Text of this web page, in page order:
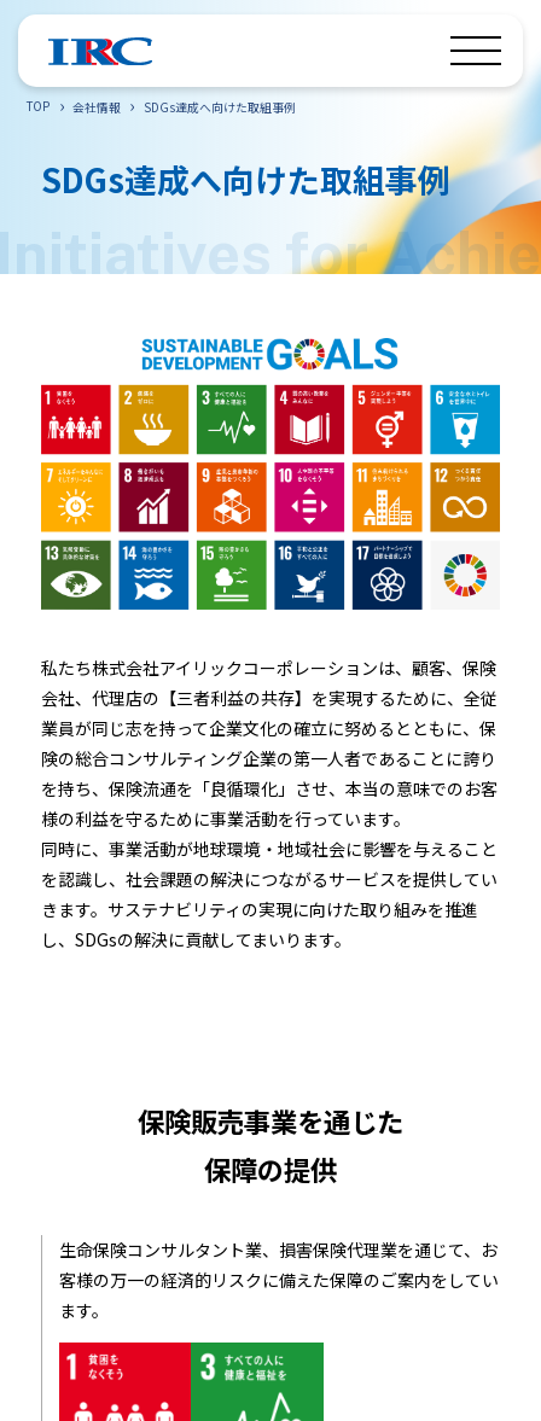
TOP 会社情報 SDGs達成へ向けた取組事例
SDGs達成へ向けた取組事例
私たち株式会社アイリックコーポレーションは、顧客、保険
会社、代理店の【三者利益の共存】を実現するために、全従
業員が同じ志を持って企業文化の確立に努めるとともに、保
険の総合コンサルティング企業の第一人者であることに誇り
を持ち、保険流通を「良循環化」させ、本当の意味でのお客
様の利益を守るために事業活動を行っています。
同時に、事業活動が地球環境・地域社会に影響を与えること
を認識し、社会課題の解決につながるサービスを提供してい
きます。サステナビリティの実現に向けた取り組みを推進
し、SDGsの解決に貢献してまいります。
保険販売事業を通じた
保障の提供
生命保険コンサルタント業、損害保険代理業を通じて、お
客様の万一の経済的リスクに備えた保障のご案内をしてい
ます。